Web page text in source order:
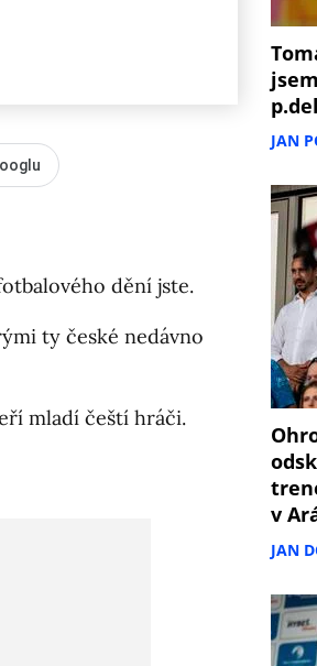
dění jste.
ty české nedávno
mladí čeští hráči.
p.del
JAN
v
JAN